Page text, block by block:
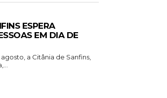
ESPERA
EM DIA DE
a Citânia de Sanfins,